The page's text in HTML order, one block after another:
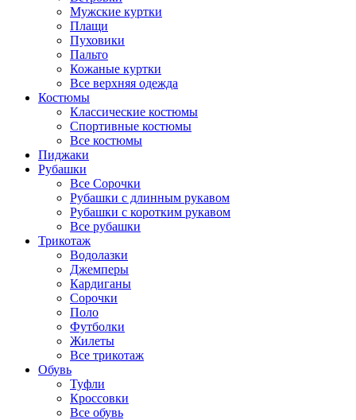
Мужские куртки
Плащи
Пуховики
Пальто
Кожаные куртки
Все верхняя одежда
Костюмы
Классические костюмы
Спортивные костюмы
Все костюмы
Пиджаки
Рубашки
Все Сорочки
Рубашки с длинным рукавом
Рубашки с коротким рукавом
Все рубашки
Трикотаж
Водолазки
Джемперы
Кардиганы
Сорочки
Поло
Футболки
Жилеты
Все трикотаж
Обувь
Туфли
Кроссовки
Все обувь